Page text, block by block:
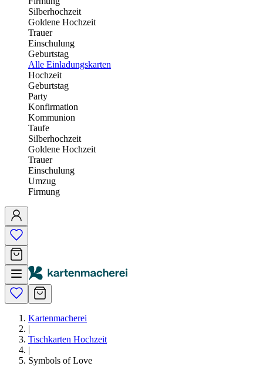
Silberhochzeit
Goldene Hochzeit
Trauer
Einschulung
Geburtstag
Alle Einladungskarten
Hochzeit
Geburtstag
Party
Konfirmation
Kommunion
Taufe
Silberhochzeit
Goldene Hochzeit
Trauer
Einschulung
Umzug
Firmung
Kartenmacherei
|
Tischkarten Hochzeit
|
Symbols of Love